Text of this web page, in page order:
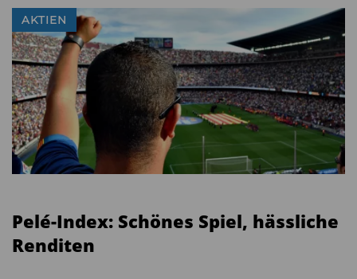
AKTIEN
Pelé-Index: Schönes Spiel, hässliche
Renditen